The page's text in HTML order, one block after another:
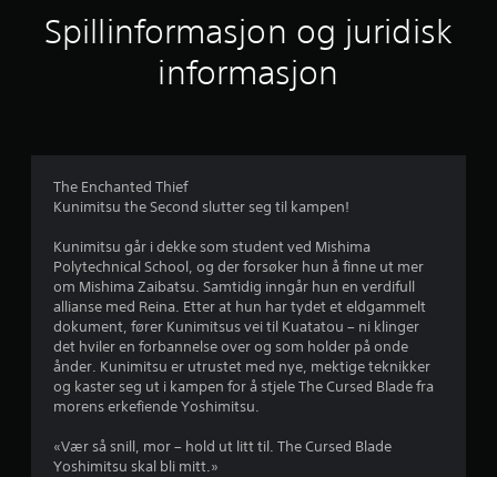
t
u
r
d
e
Spillinformasjon og juridisk
informasjon
The Enchanted Thief
Kunimitsu the Second slutter seg til kampen!
Kunimitsu går i dekke som student ved Mishima
Polytechnical School, og der forsøker hun å finne ut mer
om Mishima Zaibatsu. Samtidig inngår hun en verdifull
allianse med Reina. Etter at hun har tydet et eldgammelt
dokument, fører Kunimitsus vei til Kuatatou – ni klinger
det hviler en forbannelse over og som holder på onde
ånder. Kunimitsu er utrustet med nye, mektige teknikker
og kaster seg ut i kampen for å stjele The Cursed Blade fra
morens erkefiende Yoshimitsu.
«Vær så snill, mor – hold ut litt til. The Cursed Blade
Yoshimitsu skal bli mitt.»